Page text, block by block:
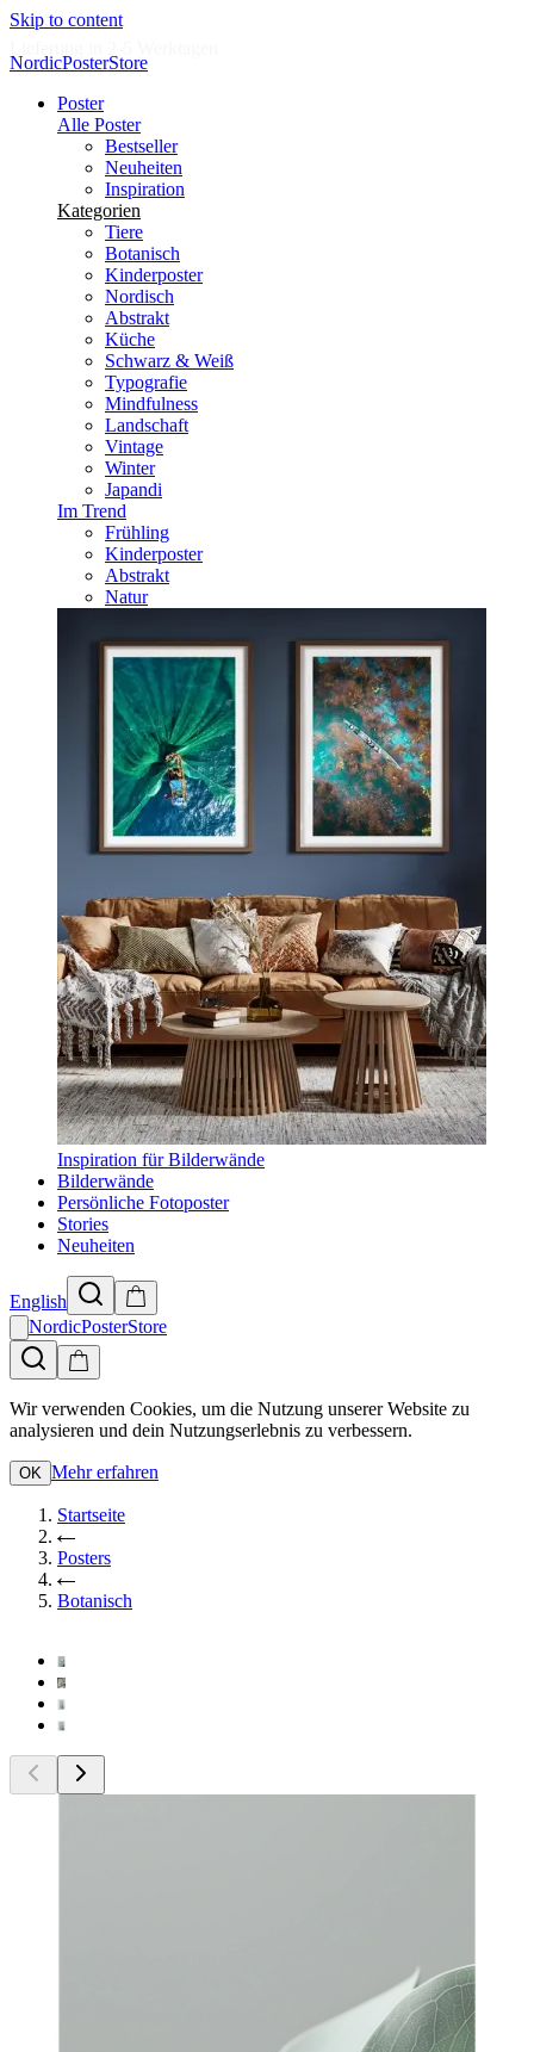
Skip to content
NordicPosterStore
Poster
Alle Poster
Bestseller
Neuheiten
Inspiration
Kategorien
Tiere
Botanisch
Kinderposter
Nordisch
Abstrakt
Küche
Schwarz & Weiß
Typografie
Mindfulness
Landschaft
Vintage
Winter
Japandi
Im Trend
Frühling
Kinderposter
Abstrakt
Natur
Inspiration für Bilderwände
Bilderwände
Persönliche Fotoposter
Stories
Neuheiten
English
NordicPosterStore
Wir verwenden Cookies, um die Nutzung unserer Website zu
analysieren und dein Nutzungserlebnis zu verbessern.
OK Mehr erfahren
Startseite
Posters
Botanisch